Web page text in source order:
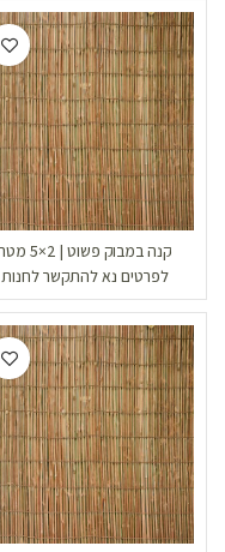
קנה במבוק פשוט | 2×5 מטר
לפרטים נא להתקשר לחנות